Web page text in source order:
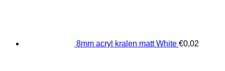
8mm acryl kralen matt White €0,02